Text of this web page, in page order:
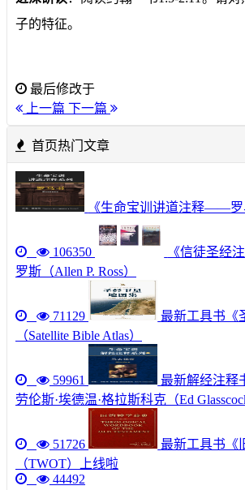
子的特征。
最后修改于
上一篇 下一篇
首页热门文章
《生命宝训讲道注释——罗
106350
《信徒圣经
罗斯（Allen P. Ross）
71129
最新工具书《
（Satellite Bible Atlas）
59961
最新解经注释
劳伦斯·埃德温·格拉斯科克（Ed
51726
最新工具书《
（TWOT）上线啦
44492